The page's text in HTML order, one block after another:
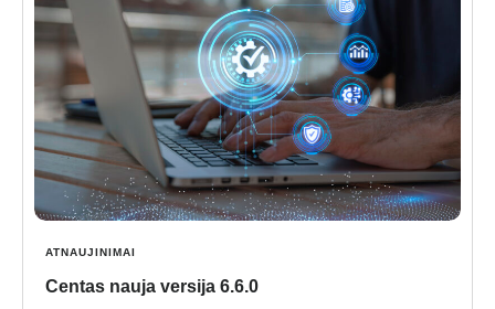
ATNAUJINIMAI
Centas nauja versija 6.6.0